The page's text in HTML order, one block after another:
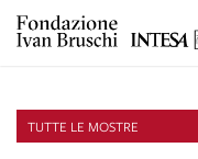
TUTTE LE MOSTRE